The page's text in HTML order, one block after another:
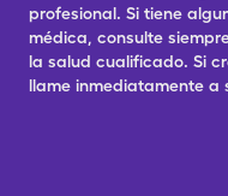
profesional. Si tiene
médica, consulte
la salud cualificado. Si
llame inmediatamente a